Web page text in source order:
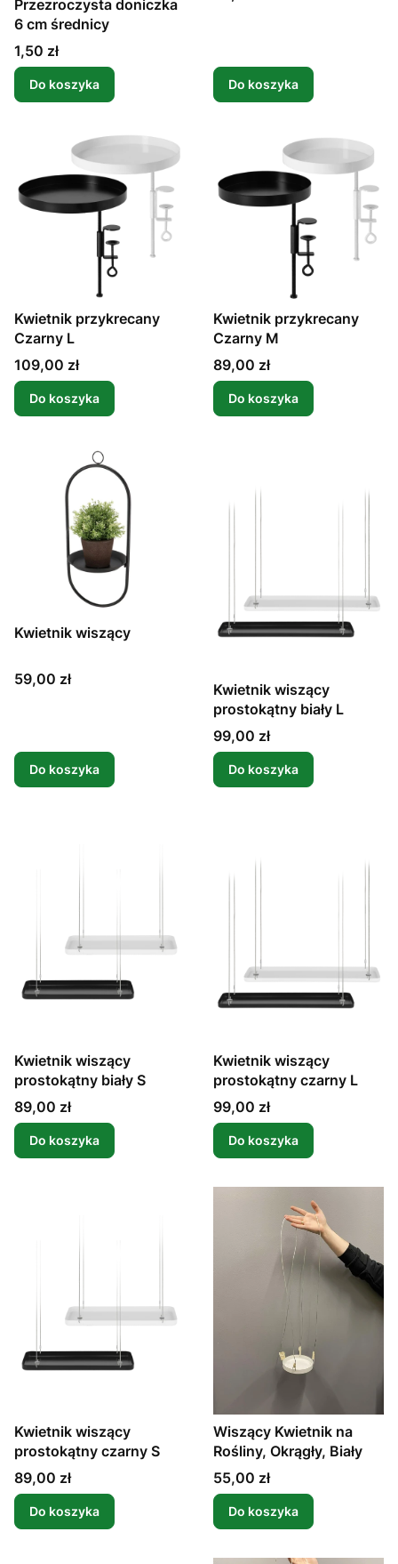
Przezroczysta doniczka
6 cm średnicy
Cena
1,50 zł
Do koszyka Do koszyka
Kwietnik przykrecany
Czarny L
Cena
109,00 zł
Do koszyka
Kwietnik przykrecany
Czarny M
Cena
89,00 zł
Do koszyka
Kwietnik wiszący
Cena
59,00 zł
Do koszyka
Kwietnik wiszący
prostokątny biały L
Cena
99,00 zł
Do koszyka
Kwietnik wiszący
prostokątny biały S
Cena
89,00 zł
Do koszyka
Kwietnik wiszący
prostokątny czarny L
Cena
99,00 zł
Do koszyka
Kwietnik wiszący
prostokątny czarny S
Cena
89,00 zł
Do koszyka
Wiszący Kwietnik na
Rośliny, Okrągły, Biały
Cena
55,00 zł
Do koszyka